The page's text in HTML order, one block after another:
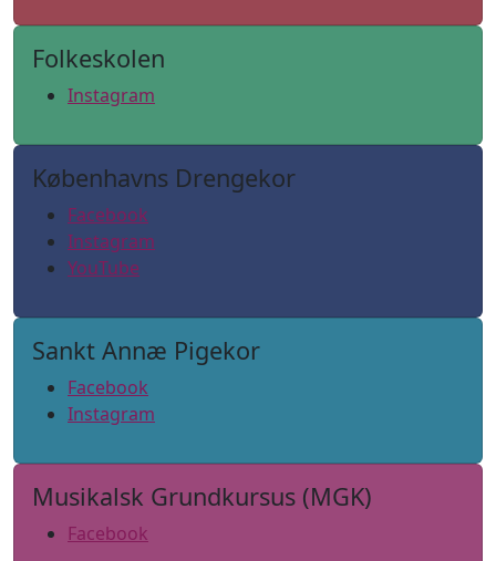
Folkeskolen
Instagram
Københavns Drengekor
Facebook
Instagram
YouTube
Sankt Annæ Pigekor
Facebook
Instagram
Musikalsk Grundkursus (MGK)
Facebook